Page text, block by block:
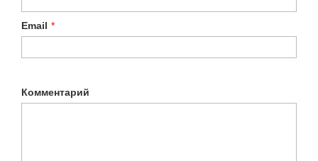
Email *
Комментарий